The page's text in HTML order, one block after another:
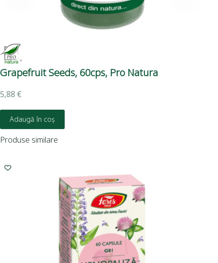
Grapefruit Seeds, 60cps, Pro Natura
5,88 €
Adaugă în coș
Produse similare